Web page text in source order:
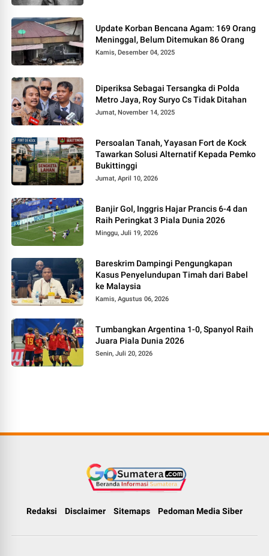
Update Korban Bencana Agam: 169 Orang
Meninggal, Belum Ditemukan 86 Orang
Kamis, Desember 04, 2025
Diperiksa Sebagai Tersangka di Polda
Metro Jaya, Roy Suryo Cs Tidak Ditahan
Jumat, November 14, 2025
Persoalan Tanah, Yayasan Fort de Kock
Tawarkan Solusi Alternatif Kepada Pemko
Bukittinggi
Jumat, April 10, 2026
Banjir Gol, Inggris Hajar Prancis 6-4 dan
Raih Peringkat 3 Piala Dunia 2026
Minggu, Juli 19, 2026
Bareskrim Dampingi Pengungkapan
Kasus Penyelundupan Timah dari Babel
ke Malaysia
Kamis, Agustus 06, 2026
Tumbangkan Argentina 1-0, Spanyol Raih
Juara Piala Dunia 2026
Senin, Juli 20, 2026
Redaksi Disclaimer Sitemaps Pedoman Media Siber